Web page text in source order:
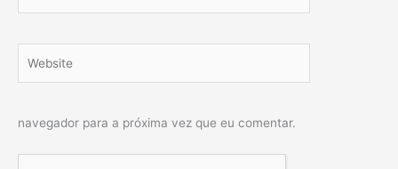
navegador para a próxima vez que eu comentar.